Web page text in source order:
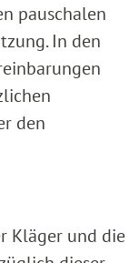
pauschalen
In den
den
Kläger und die